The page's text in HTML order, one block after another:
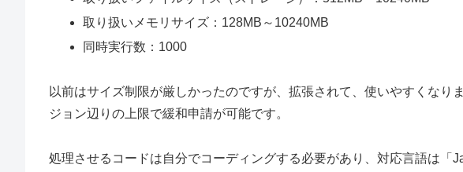
取り扱いメモリサイズ：128MB～10240MB
同時実行数：1000
以前はサイズ制限が厳しかったのですが、拡張されて、使いやすくなり
ジョン辺りの上限で緩和申請が可能です。
処理させるコードは自分でコーディングする必要があり、対応言語は「